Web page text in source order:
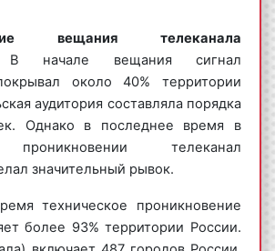
нашего рекламного
«Какой вид рекламного
использовать для
эффекта от
г. телеканал «Домашний»
по охвату аудитории среди
на начало 2018 г.
3.1% среди всех телеканалов
в России – 16.4% или 11.3 млн.
доля телеканала «Домашний»
2.5% за тот же период;
вещания телеканала
начале вещания сигнал
около 40% территории
аудитория составляла порядка
Однако в последнее время в
проникновении телеканал
значительный рывок.
техническое проникновение
более 93% территории России.